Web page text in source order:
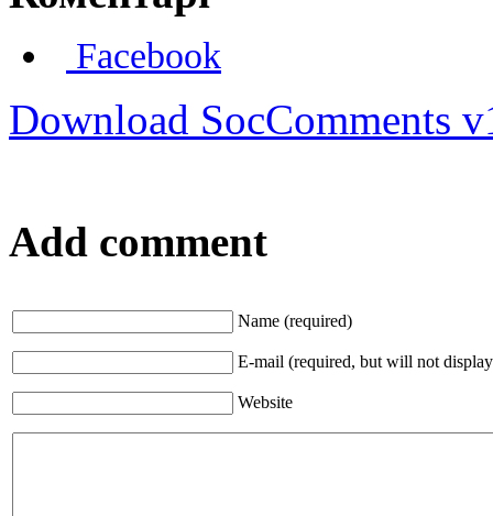
Facebook
Download SocComments
Add comment
Name (required)
E-mail (required, but will not
Website